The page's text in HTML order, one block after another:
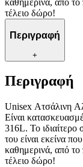
καθημερινά, από
τέλειο δώρο!
Περιγραφή
+
Περιγραφή
Unisex Ατσάλινη
Είναι
316L. Το
του είναι εκείνα
καθημερινά, από
τέλειο δώρο!